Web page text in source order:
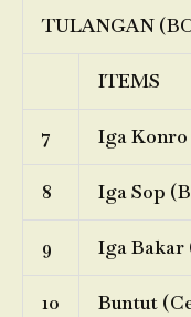
TULANGAN
ITEMS
7 Iga Konro
8 Iga Sop
9 Iga Bakar
10 Buntut